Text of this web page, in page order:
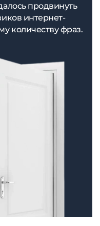
продвинуть
интернет-
количеству фраз.